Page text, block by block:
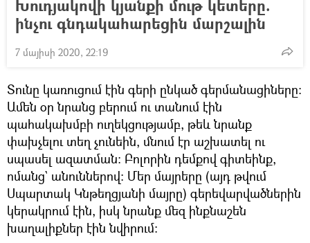
Խուդյակովի կյանքի մութ կետերը.
ինչու գնդակահարեցին մարշալին
7 մայիսի 2020, 22:19
Տունը կառուցում էին գերի ընկած գերմանացիները։
Ամեն օր նրանց բերում ու տանում էին
պահակախմբի ուղեկցությամբ, թեև նրանք
փախչելու տեղ չունեին, մնում էր աշխատել ու
սպասել ազատման։ Բոլորին դեմքով գիտեինք,
ոմանց` անուններով։ Մեր մայրերը (այդ թվում
Սպարտակ Կնթեղցյանի մայրը) գերեվարվածներին
կերակրում էին, իսկ նրանք մեզ ինքնաշեն
խաղալիքներ էին նվիրում։